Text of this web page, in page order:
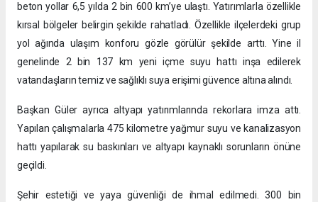
beton yollar 6,5 yılda 2 bin 600 km’ye ulaştı. Yatırımlarla özellikle
kırsal bölgeler belirgin şekilde rahatladı. Özellikle ilçelerdeki grup
yol ağında ulaşım konforu gözle görülür şekilde arttı. Yine il
genelinde 2 bin 137 km yeni içme suyu hattı inşa edilerek
vatandaşların temiz ve sağlıklı suya erişimi güvence altına alındı.
Başkan Güler ayrıca altyapı yatırımlarında rekorlara imza attı.
Yapılan çalışmalarla 475 kilometre yağmur suyu ve kanalizasyon
hattı yapılarak su baskınları ve altyapı kaynaklı sorunların önüne
geçildi.
Şehir estetiği ve yaya güvenliği de ihmal edilmedi. 300 bin